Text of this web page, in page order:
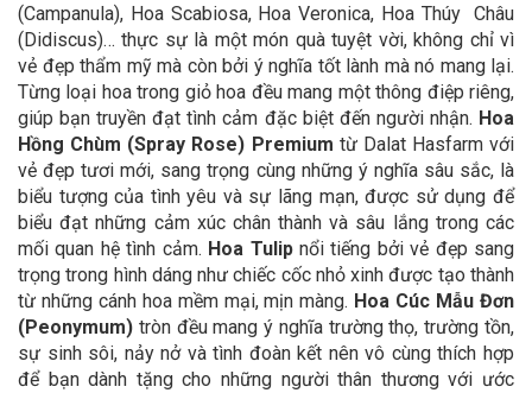
(Campanula), Hoa Scabiosa, Hoa Veronica, Hoa Thúy Châu
(Didiscus)… thực sự là một món quà tuyệt vời, không chỉ vì
vẻ đẹp thẩm mỹ mà còn bởi ý nghĩa tốt lành mà nó mang lại.
Từng loại hoa trong giỏ hoa đều mang một thông điệp riêng,
giúp bạn truyền đạt tình cảm đặc biệt đến người nhận. Hoa
Hồng Chùm (Spray Rose) Premium từ Dalat Hasfarm với
vẻ đẹp tươi mới, sang trọng cùng những ý nghĩa sâu sắc, là
biểu tượng của tình yêu và sự lãng mạn, được sử dụng để
biểu đạt những cảm xúc chân thành và sâu lắng trong các
mối quan hệ tình cảm. Hoa Tulip nổi tiếng bởi vẻ đẹp sang
trọng trong hình dáng như chiếc cốc nhỏ xinh được tạo thành
từ những cánh hoa mềm mại, mịn màng. Hoa Cúc Mẫu Đơn
(Peonymum) tròn đều mang ý nghĩa trường thọ, trường tồn,
sự sinh sôi, nảy nở và tình đoàn kết nên vô cùng thích hợp
để bạn dành tặng cho những người thân thương với ước